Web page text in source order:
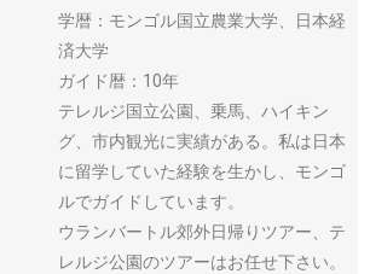
学暦：モンゴル国立農業大学、日本経
済大学
ガイド暦：10年
テレルジ国立公園、乗馬、ハイキン
グ、市内観光に実績がある。私は日本
に留学していた経験を生かし、モンゴ
ルでガイドしています。
ウランバートル郊外日帰りツアー、テ
レルジ公園のツアーはお任せ下さい。